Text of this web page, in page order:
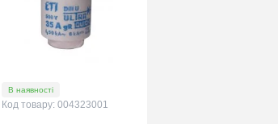
В наявності
Код товару: 004323001